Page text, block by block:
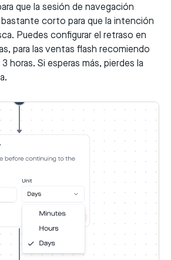
que la sesión de navegación
corto para que la intención
Puedes configurar el retraso en
para las ventas flash recomiendo
horas. Si esperas más, pierdes la